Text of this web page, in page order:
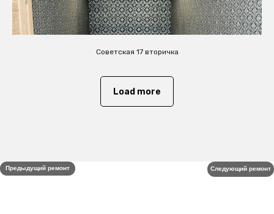
Советская 17 вторичка
Load more
Предыдущий ремонт Следующий ремонт